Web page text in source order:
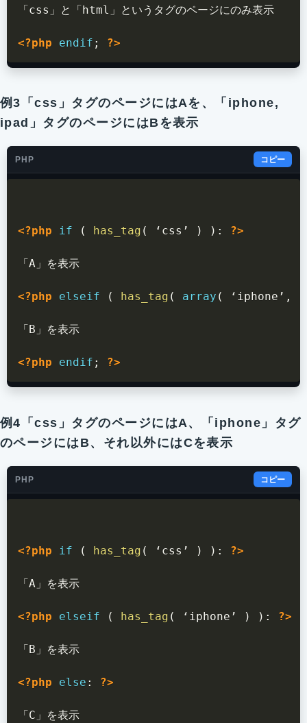
「css」と「html」というタグのページにのみ表示
<?php endif ; ?>
例3「css」タグのページにはAを、「iphone,
ipad」タグのページにはBを表示
PHP コピー
<?php if ( has_tag ( ‘css’ ) ) : ?>
「A」を表示
<?php elseif ( has_tag ( array ( ‘iphone’ ,
「B」を表示
<?php endif ; ?>
例4「css」タグのページにはA、「iphone」タグ
のページにはB、それ以外にはCを表示
PHP コピー
<?php if ( has_tag ( ‘css’ ) ) : ?>
「A」を表示
<?php elseif ( has_tag ( ‘iphone’ ) ) : ?>
「B」を表示
<?php else : ?>
「C」を表示